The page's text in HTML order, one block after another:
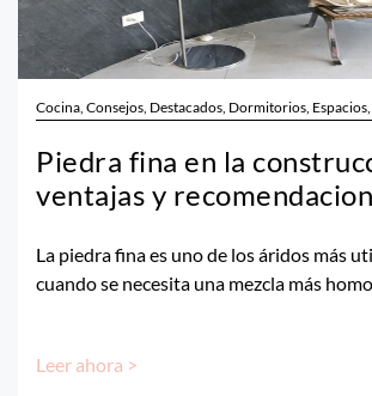
Cocina, Consejos, Destacados, Dormitorios,
Piedra fina en la
ventajas y
La piedra fina es uno de los áridos más
cuando se necesita una mezcla más
Leer ahora >